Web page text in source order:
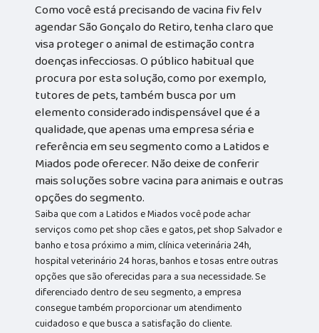
Como você está precisando de vacina fiv felv
agendar São Gonçalo do Retiro, tenha claro que
visa proteger o animal de estimação contra
doenças infecciosas. O público habitual que
procura por esta solução, como por exemplo,
tutores de pets, também busca por um
elemento considerado indispensável que é a
qualidade, que apenas uma empresa séria e
referência em seu segmento como a Latidos e
Miados pode oferecer. Não deixe de conferir
mais soluções sobre vacina para animais e outras
opções do segmento.
Saiba que com a Latidos e Miados você pode achar
serviços como pet shop cães e gatos, pet shop Salvador e
banho e tosa próximo a mim, clínica veterinária 24h,
hospital veterinário 24 horas, banhos e tosas entre outras
opções que são oferecidas para a sua necessidade. Se
diferenciado dentro de seu segmento, a empresa
consegue também proporcionar um atendimento
cuidadoso e que busca a satisfação do cliente.